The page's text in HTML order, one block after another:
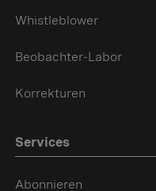
Whistleblower
Beobachter-Labor
Korrekturen
Services
Abonnieren